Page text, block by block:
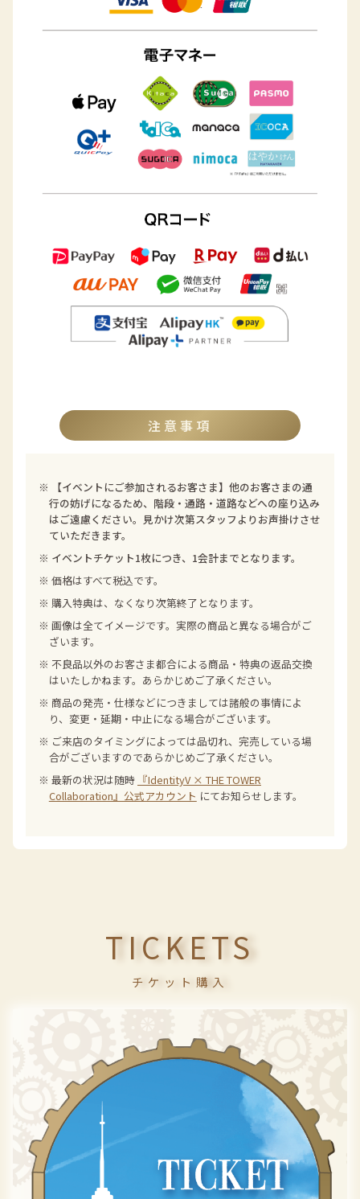
注意事項
※
【イベントにご参加されるお客さま】他のお客さまの通
行の妨げになるため、階段・通路・道路などへの座り込み
はご遠慮ください。見かけ次第スタッフよりお声掛けさせ
ていただきます。
※ イベントチケット1枚につき、1会計までとなります。
※ 価格はすべて税込です。
※ 購入特典は、なくなり次第終了となります。
※ 画像は全てイメージです。実際の商品と異なる場合がご
ざいます。
※ 不良品以外のお客さま都合による商品・特典の返品交換
はいたしかねます。あらかじめご了承ください。
※ 商品の発売・仕様などにつきましては諸般の事情によ
り、変更・延期・中⽌になる場合がございます。
※ ご来店のタイミングによっては品切れ、完売している場
合がございますのであらかじめご了承ください。
※ 最新の状況は随時 『IdentityV × THE TOWER
Collaboration』公式アカウント にてお知らせします。
TICKETS
チケット購入